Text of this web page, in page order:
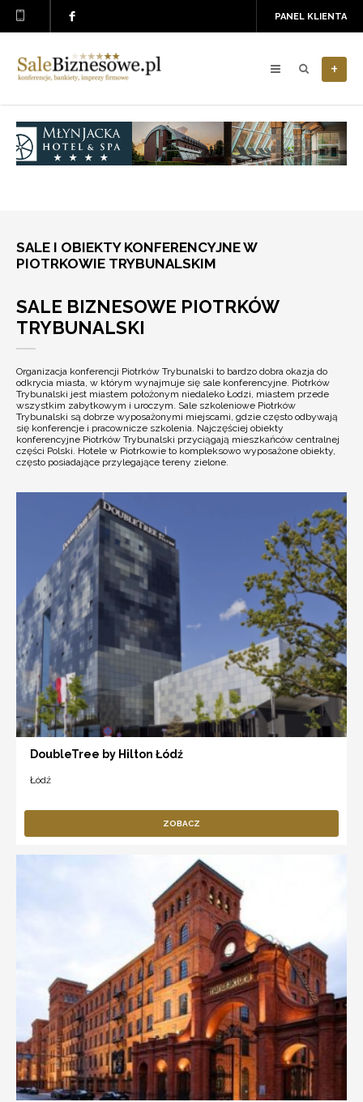
PANEL KLIENTA
+
SALE I OBIEKTY KONFERENCYJNE W
PIOTRKOWIE TRYBUNALSKIM
SALE BIZNESOWE PIOTRKÓW
TRYBUNALSKI
Organizacja konferencji Piotrków Trybunalski to bardzo dobra okazja do
odkrycia miasta, w którym wynajmuje się sale konferencyjne. Piotrków
Trybunalski jest miastem położonym niedaleko Łodzi, miastem przede
wszystkim zabytkowym i uroczym. Sale szkoleniowe Piotrków
Trybunalski są dobrze wyposażonymi miejscami, gdzie często odbywają
się konferencje i pracownicze szkolenia. Najczęściej obiekty
konferencyjne Piotrków Trybunalski przyciągają mieszkańców centralnej
części Polski. Hotele w Piotrkowie to kompleksowo wyposażone obiekty,
często posiadające przylegające tereny zielone.
DoubleTree by Hilton Łódź
Łódź
ZOBACZ